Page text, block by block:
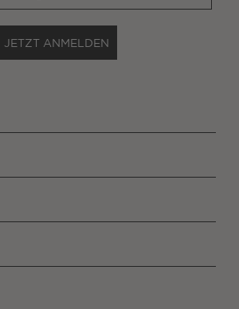
JETZT ANMELDEN